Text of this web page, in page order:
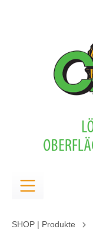
SHOP | Produkte